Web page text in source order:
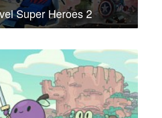
Super Heroes 2